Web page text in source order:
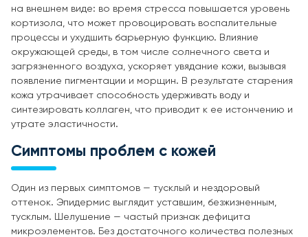
на внешнем виде: во время стресса повышается уровень
кортизола, что может провоцировать воспалительные
процессы и ухудшить барьерную функцию. Влияние
окружающей среды, в том числе солнечного света и
загрязненного воздуха, ускоряет увядание кожи, вызывая
появление пигментации и морщин. В результате старения
кожа утрачивает способность удерживать воду и
синтезировать коллаген, что приводит к ее истончению и
утрате эластичности.
Симптомы проблем с кожей
Один из первых симптомов — тусклый и нездоровый
оттенок. Эпидермис выглядит уставшим, безжизненным,
тусклым. Шелушение — частый признак дефицита
микроэлементов. Без достаточного количества полезных